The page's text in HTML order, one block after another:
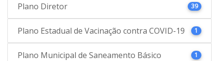
Plano Diretor 39
Plano Estadual de Vacinação contra COVID-19 1
Plano Municipal de Saneamento Básico 1